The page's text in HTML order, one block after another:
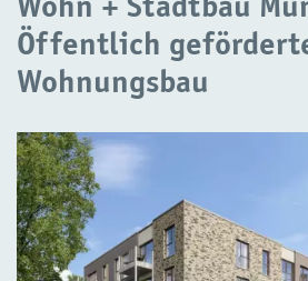
Öffentlich
Wohnungsbau